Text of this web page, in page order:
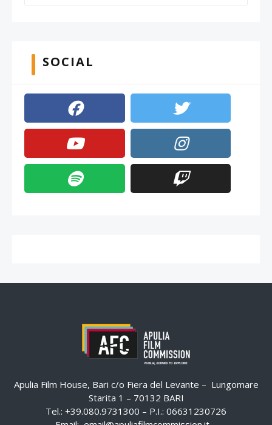
SOCIAL
Apulia Film House, Bari c/o Fiera del Levante – Lungomare
Starita 1 – 70132 BARI
Tel.: +39.080.9731300 – P.I.: 06631230726